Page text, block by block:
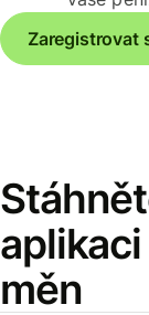
Zaregistrovat
měn